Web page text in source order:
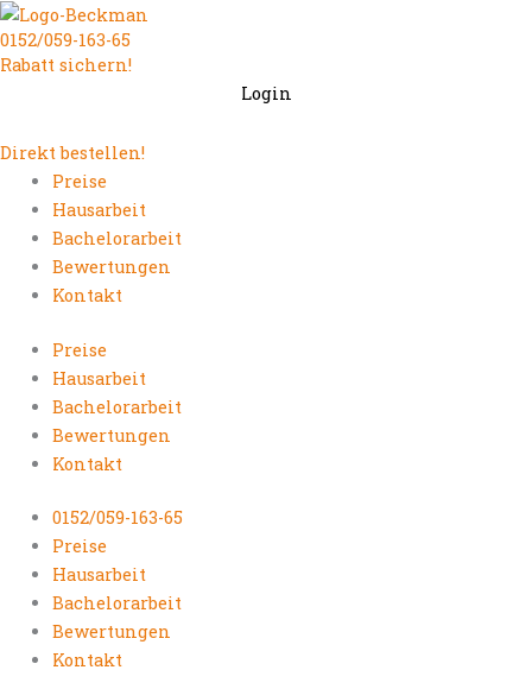
Zum
Inhalt
springen
0152/059-163-65
Rabatt sichern!
Login
Direkt bestellen!
Preise
Hausarbeit
Bachelorarbeit
Bewertungen
Kontakt
Preise
Hausarbeit
Bachelorarbeit
Bewertungen
Kontakt
0152/059-163-65
Preise
Hausarbeit
Bachelorarbeit
Bewertungen
Kontakt